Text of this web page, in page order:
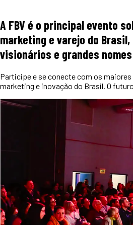
A FBV é o principal evento
marketing e varejo do
visionários e grandes
Participe e se conecte com os
marketing e inovação do Brasil. O